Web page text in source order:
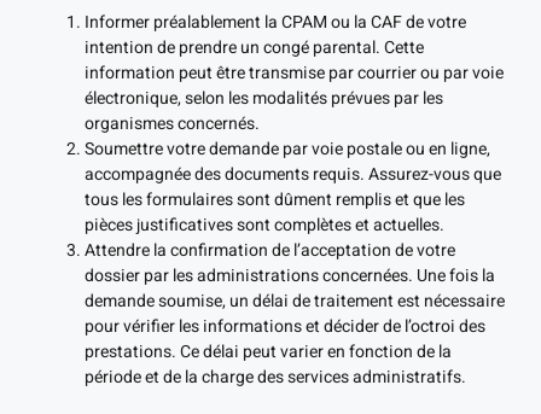
Informer préalablement la CPAM ou la CAF de votre
intention de prendre un congé parental. Cette
information peut être transmise par courrier ou par voie
électronique, selon les modalités prévues par les
organismes concernés.
Soumettre votre demande par voie postale ou en ligne,
accompagnée des documents requis. Assurez-vous que
tous les formulaires sont dûment remplis et que les
pièces justificatives sont complètes et actuelles.
Attendre la confirmation de l’acceptation de votre
dossier par les administrations concernées. Une fois la
demande soumise, un délai de traitement est nécessaire
pour vérifier les informations et décider de l’octroi des
prestations. Ce délai peut varier en fonction de la
période et de la charge des services administratifs.